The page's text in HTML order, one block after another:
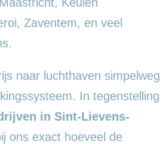
Zaventem, en veel
naar luchthaven simpelweg
In tegenstelling
in Sint-Lievens-
ons exact hoeveel de